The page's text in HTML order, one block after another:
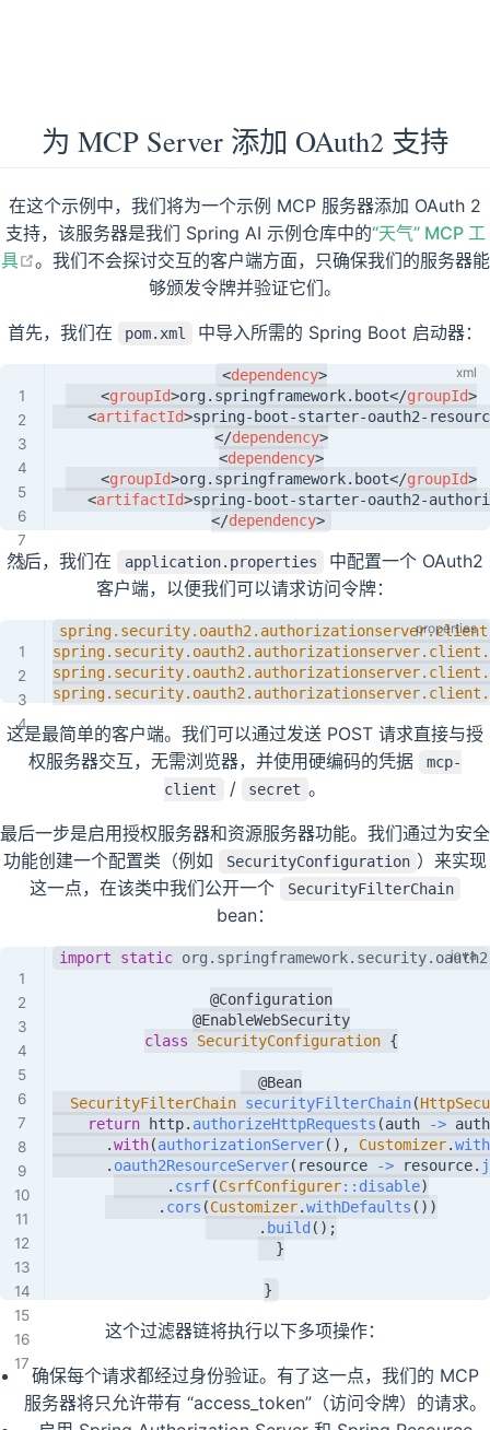
为 MCP Server 添加 OAuth2 支持
在这个示例中，我们将为一个示例 MCP 服务器添加 OAuth 2
支持，该服务器是我们 Spring AI 示例仓库中的“天气” MCP 工
具
open in new window
。我们不会探讨交互的客户端方面，只确保我们的服务器能
够颁发令牌并验证它们。
首先，我们在 pom.xml 中导入所需的 Spring Boot 启动器：
<dependency>
<groupId>org.springframework.boot</groupId>
<artifactId>spring-boot-starter-oauth2-
</dependency>
<dependency>
<groupId>org.springframework.boot</groupId>
<artifactId>spring-boot-starter-oauth2-
</dependency>
然后，我们在 application.properties
中配置一个 OAuth2
客户端，以便我们可以请求访问令牌：
这是最简单的客户端。我们可以通过发送 POST 请求直接与授
权服务器交互，无需浏览器，并使用硬编码的凭据
mcp-
client
/ secret 。
最后一步是启用授权服务器和资源服务器功能。我们通过为安全
功能创建一个配置类（例如
SecurityConfiguration ）来实现
这一点，在该类中我们公开一个
SecurityFilterChain
bean：
import static org . springframework. security. oauth2
@Configuration
@EnableWebSecurity
class
SecurityConfiguration {
@Bean
SecurityFilterChain securityFilterChain(
return http. authorizeHttpRequests (auth -> auth
.with(authorizationServer( ) , Customizer.
. oauth2ResourceServer( resource -> resource.
. csrf(CsrfConfigurer:: disable)
. cors (Customizer.withDefaults ( ) )
. build ( ) ;
}
}
这个过滤器链将执行以下多项操作：
确保每个请求都经过身份验证。有了这一点，我们的 MCP
服务器将只允许带有 “access_token”（访问令牌）的请求。